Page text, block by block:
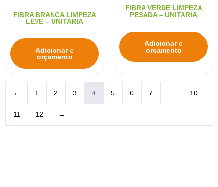
FIBRA BRANCA LIMPEZA
LEVE – UNITARIA
Adicionar o
orçamento
FIBRA VERDE LIMPEZA
PESADA – UNITARIA
Adicionar o
orçamento
← 1 2 3 4 5 6 7 … 10
11 12 →